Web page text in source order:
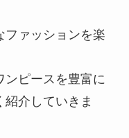
ファッションを楽
ンピースを豊富に
介していきま